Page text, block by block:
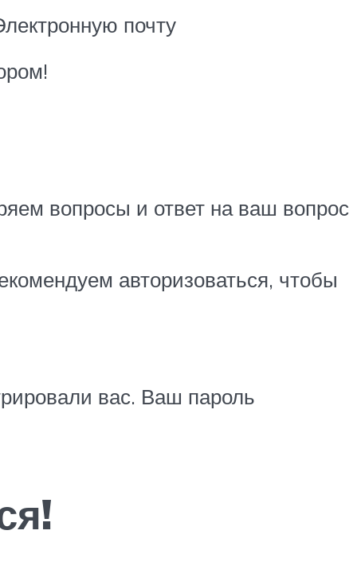
почту
вопросы и ответ на ваш вопрос
авторизоваться, чтобы
вас. Ваш пароль